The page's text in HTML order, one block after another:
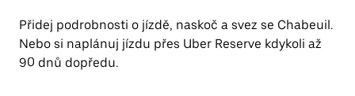
Přidej podrobnosti o jízdě, naskoč a svez se Chabeuil.
Nebo si naplánuj jízdu přes Uber Reserve kdykoli až
90 dnů dopředu.